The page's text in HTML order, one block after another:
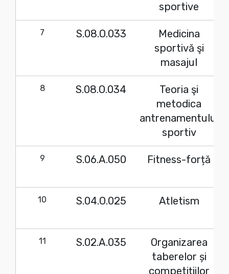
sportive
7 S.08.O.033
Medicina
sportivă şi
masajul
8 S.08.O.034
Teoria şi
metodica
antrenamentului
sportiv
9 S.06.A.050 Fitness-forță
10 S.04.O.025 Atletism
11 S.02.A.035
Organizarea
taberelor și
competițiilor